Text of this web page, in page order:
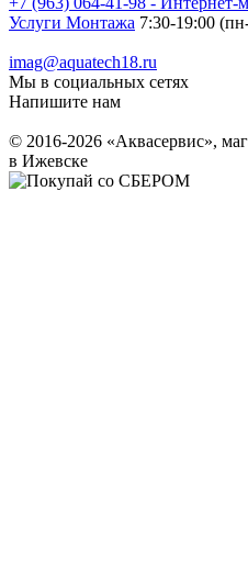
Услуги Монтажа 7:30-19:00
imag@aquatech18.ru
Мы в социальных сетях
Напишите нам
© 2016-2026 «Аквасервис»,
в Ижевске